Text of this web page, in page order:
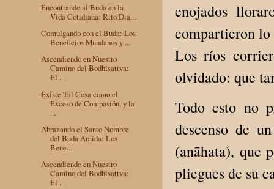
enojados
compartieron lo
Los ríos
olvidado: que
Todo esto no
descenso de
(anāhata), que
pliegues de su
Encontrando al Buda en la
Vida Cotidiana: Rito Dia...
Comulgando con el Buda: Los
Beneficios Mundanos y ...
Ascendiendo en Nuestro
Camino del Bodhisattva:
El ...
Existe Tal Cosa como el
Exceso de Compasión, y la
...
Abrazando el Santo Nombre
del Buda Amida: Los
Bene...
Ascendiendo en Nuestro
Camino del Bodhisattva:
El ...